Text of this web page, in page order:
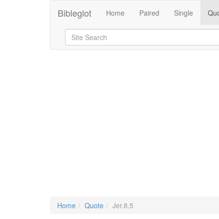
Bibleglot Home Paired Single
Home Quote Jer.8.5